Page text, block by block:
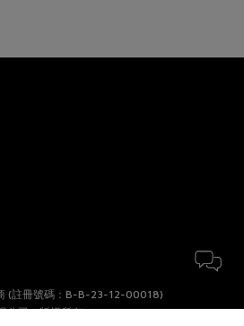
(註冊號碼：B-B-23-12-00018)
公司。版權所有。